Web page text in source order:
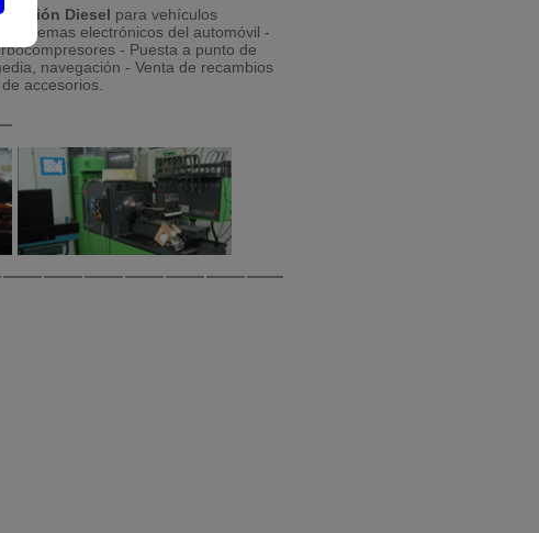
Diesel para vehículos
sistemas electrónicos del automóvil -
- Puesta a punto de
navegación - Venta de recambios
accesorios.